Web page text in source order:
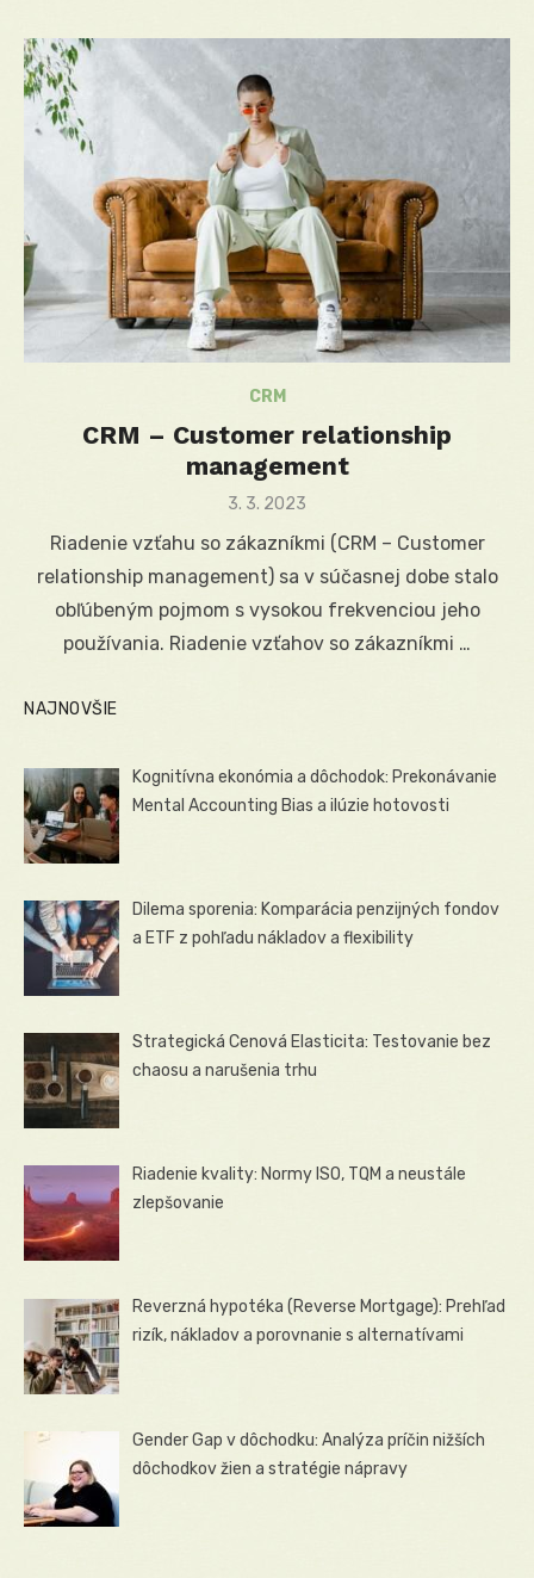
CRM
CRM – Customer relationship
management
Posted
3. 3. 2023
Riadenie vzťahu so zákazníkmi (CRM – Customer
relationship management) sa v súčasnej dobe stalo
obľúbeným pojmom s vysokou frekvenciou jeho
používania. Riadenie vzťahov so zákazníkmi …
NAJNOVŠIE
Kognitívna ekonómia a dôchodok: Prekonávanie
Mental Accounting Bias a ilúzie hotovosti
Dilema sporenia: Komparácia penzijných fondov
a ETF z pohľadu nákladov a flexibility
Strategická Cenová Elasticita: Testovanie bez
chaosu a narušenia trhu
Riadenie kvality: Normy ISO, TQM a neustále
zlepšovanie
Reverzná hypotéka (Reverse Mortgage): Prehľad
rizík, nákladov a porovnanie s alternatívami
Gender Gap v dôchodku: Analýza príčin nižších
dôchodkov žien a stratégie nápravy